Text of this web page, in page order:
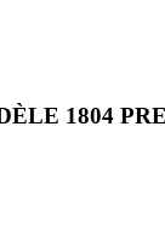
1804